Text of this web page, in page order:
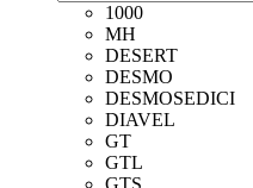
1000
MH
DESERT
DESMO
DESMOSEDICI
DIAVEL
GT
GTL
GTS